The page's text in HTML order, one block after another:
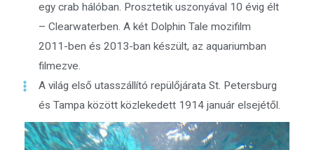
egy crab hálóban. Prosztetik uszonyával 10 évig élt
– Clearwaterben. A két Dolphin Tale mozifilm
2011-ben és 2013-ban készült, az aquariumban
filmezve.
A világ első utasszállító repülőjárata St. Petersburg
és Tampa között közlekedett 1914 január elsejétől.​